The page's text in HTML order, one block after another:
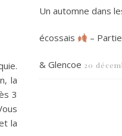
la
3
la
Un automne dans
écossais –
& Glencoe 20